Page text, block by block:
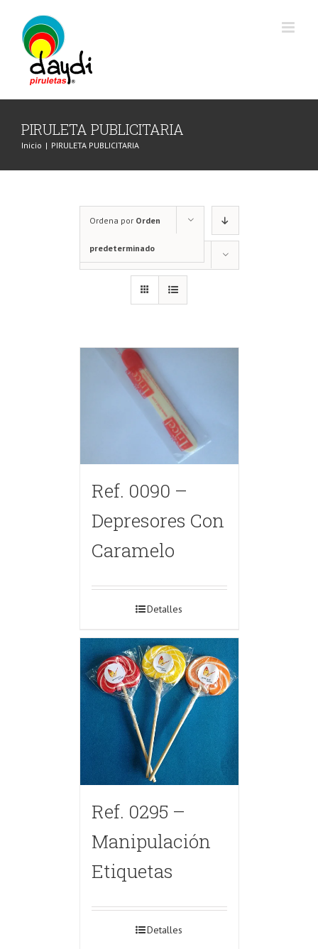
contenido
PIRULETA PUBLICITARIA
Inicio | PIRULETA PUBLICITARIA
Ordena por Orden
predeterminado
Mostrar
Ref. 0090 –
Depresores Con
Caramelo
Detalles
Ref. 0295 –
Manipulación
Etiquetas
Detalles